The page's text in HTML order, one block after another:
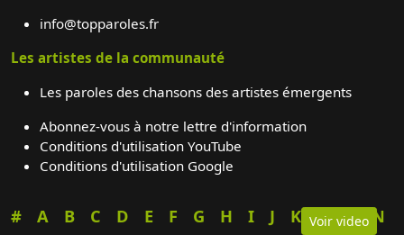
Voir video
info@topparoles.fr
Les artistes de la communauté
Les paroles des chansons des artistes émergents
Abonnez-vous à notre lettre d'information
Conditions d'utilisation YouTube
Conditions d'utilisation Google
# A B C D E F G H I J K L M
N